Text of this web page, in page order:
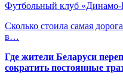
Футбольный клуб
Сколько стоила самая
в…
Где жители Беларуси
сократить постоянные